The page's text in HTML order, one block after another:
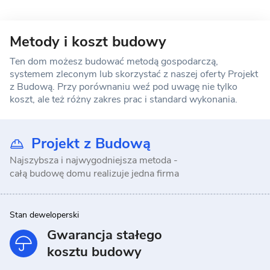
Metody i koszt budowy
Ten dom możesz budować metodą gospodarczą,
systemem zleconym lub skorzystać z naszej oferty Projekt
z Budową. Przy porównaniu weź pod uwagę nie tylko
koszt, ale też różny zakres prac i standard wykonania.
Projekt z Budową
Najszybsza i najwygodniejsza metoda -
całą budowę domu realizuje jedna firma
Stan deweloperski
Gwarancja stałego
kosztu budowy